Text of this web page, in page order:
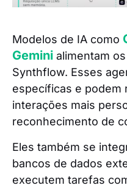
Modelos de IA como
Gemini alimentam
Synthflow. Esses
específicas e podem
interações mais
reconhecimento de
Eles também se
bancos de dados
executem tarefas